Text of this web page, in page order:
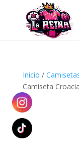
Búsqueda
productos
Inicio /
Camiseta